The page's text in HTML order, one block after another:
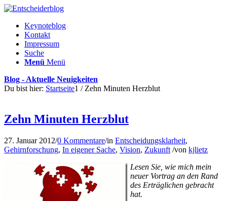
Keynoteblog
Kontakt
Impressum
Suche
Menü Menü
Blog - Aktuelle Neuigkeiten
Du bist hier: Startseite1 / Zehn Minuten Herzblut
Zehn Minuten Herzblut
27. Januar 2012/0 Kommentare/in Entscheidungsklarheit,
Gehirnforschung, In eigener Sache, Vision, Zukunft /von kjlietz
Lesen Sie, wie mich mein
neuer Vortrag an den Rand
des Er­träglichen gebracht
hat.